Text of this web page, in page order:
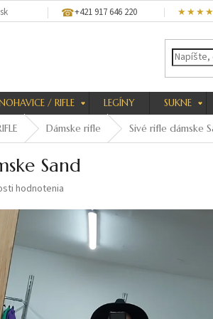
+421 917 646 220
/ RIFLE LEGÍNY SUKNE
Dámske rifle Sivé rifle dámske
Sand
hodnotenia